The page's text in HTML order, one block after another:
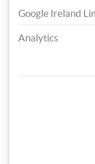
Silber und Hellblau.
Google Ireland
Analytics